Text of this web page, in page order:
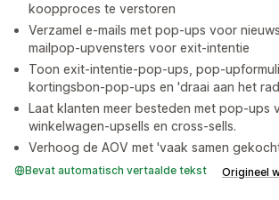
koopproces te verstoren
Verzamel e-mails met pop-ups voor
mailpop-upvensters voor exit-intentie
Toon exit-intentie-pop-ups, pop-
kortingsbon-pop-ups en 'draai aan het
Laat klanten meer besteden met pop-ups
winkelwagen-upsells en cross-sells.
Verhoog de AOV met 'vaak samen
Bevat automatisch vertaalde tekst Origineel